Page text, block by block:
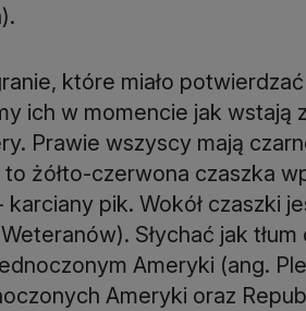
które miało
ich w momencie jak wstają
Prawie wszyscy mają
żółto-czerwona czaszka
pik. Wokół czaszki
Słychać jak
Ameryki (ang.
Ameryki oraz